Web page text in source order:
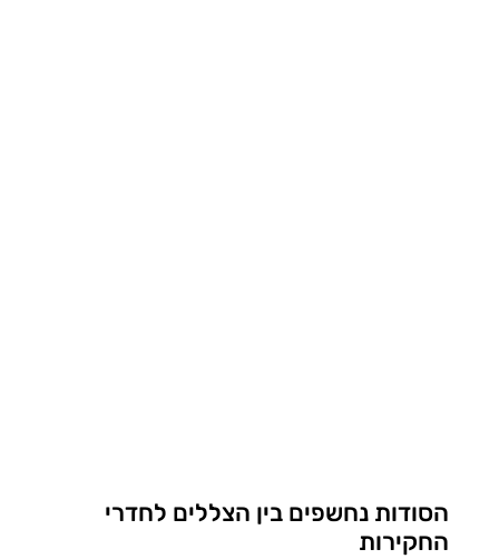
הסודות נחשפים בין הצללים לחדרי
החקירות